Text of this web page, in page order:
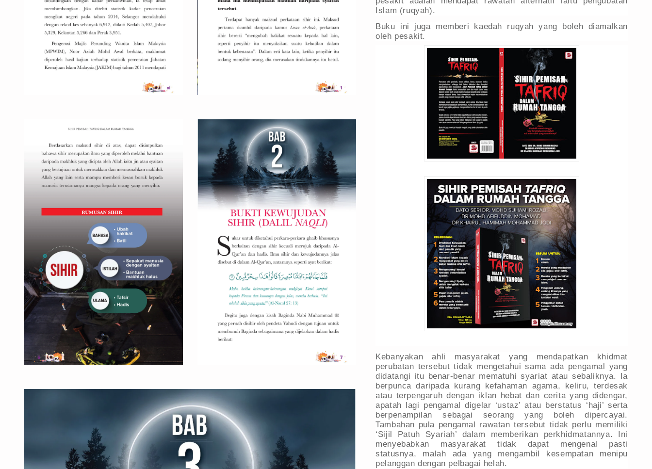
Islam (ruqyah).
Buku ini juga memberi kaedah ruqyah yang boleh diamalkan
oleh pesakit.
Kebanyakan ahli masyarakat yang mendapatkan khidmat
perubatan tersebut tidak mengetahui sama ada pengamal yang
didatangi itu benar-benar mematuhi syariat atau sebaliknya. Ia
berpunca daripada kurang kefahaman agama, keliru, terdesak
atau terpengaruh dengan iklan hebat dan cerita yang didengar,
apatah lagi pengamal digelar ‘ustaz’ atau berstatus ‘haji’ serta
berpenampilan sebagai seorang yang boleh dipercayai.
Tambahan pula pengamal rawatan tersebut tidak perlu memiliki
‘Sijil Patuh Syariah’ dalam memberikan perkhidmatannya. Ini
menyebabkan masyarakat tidak dapat mengenal pasti
statusnya, malah ada yang mengambil kesempatan menipu
pelanggan dengan pelbagai helah.